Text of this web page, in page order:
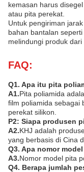
kemasan harus
atau pita perekat.
Untuk pengiriman
bahan bantalan
melindungi produk
FAQ:
Q1. Apa itu pita
A1.Pita poliamida
film poliamida sebagai
perekat silikon.
P2: Siapa produsen
A2.KHJ adalah
yang berbasis di Cina
Q3. Apa nomor
A3.Nomor model pita
Q4. Berapa jumlah